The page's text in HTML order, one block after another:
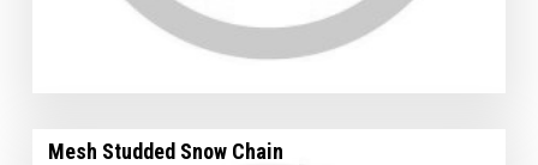
Mesh Studded Snow Chain